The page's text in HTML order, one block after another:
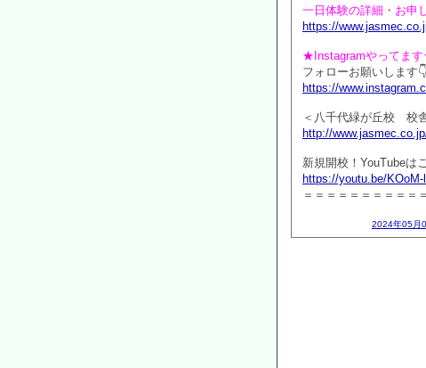
一日体験の詳細・お申
https://
★Instagramやってま
フォローお願いします👇
https://
＜八千代緑が丘校 校
http://
新規開校！YouTubeは
https://youtu.be/
＝＝＝＝＝＝＝＝＝＝
2024年05月